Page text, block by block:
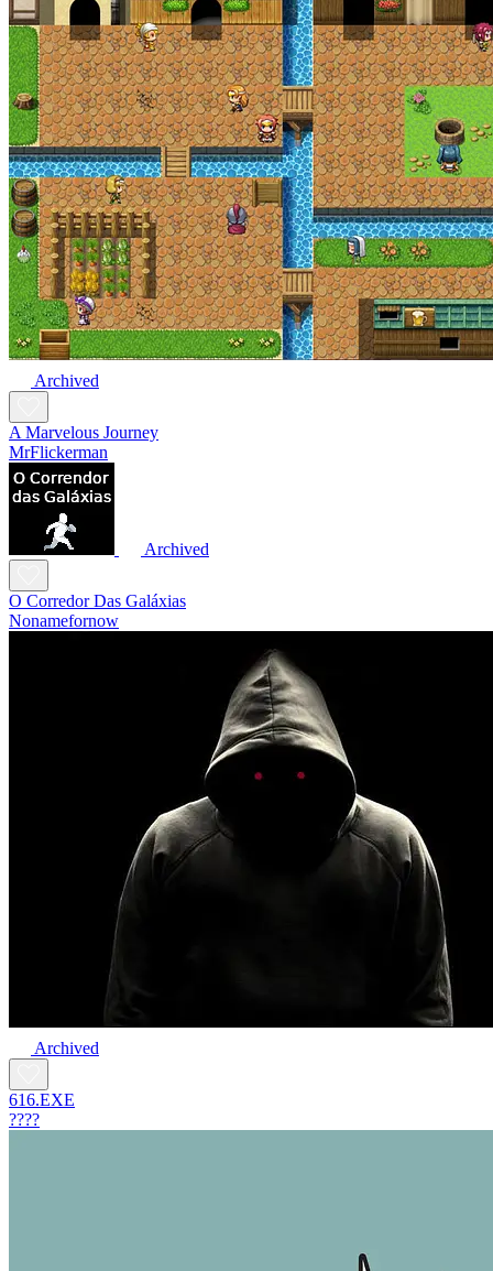
Archived
A Marvelous Journey
MrFlickerman
Archived
O Corredor Das Galáxias
Nonamefornow
Archived
616.EXE
????